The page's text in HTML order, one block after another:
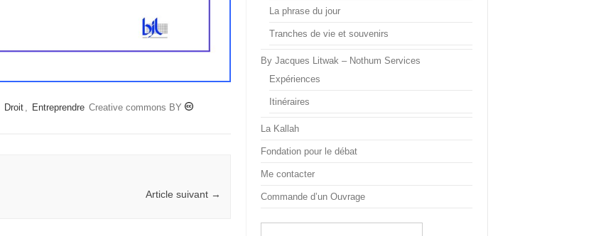
Droit Entreprendre Creative commons BY
Article suivant →
La phrase du jour
Tranches de vie et souvenirs
By Jacques Litwak – Nothum Services
Expériences
Itinéraires
La Kallah
Fondation pour le débat
Me contacter
Commande d’un Ouvrage